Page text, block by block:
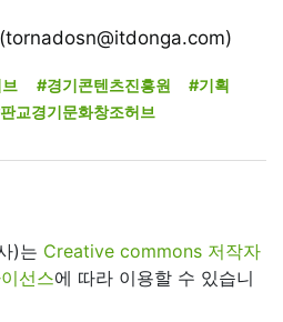
#경기콘텐츠진흥원
#기획
교경기문화창조허브
)는 Creative commons 저작자
선스에 따라 이용할 수 있습니